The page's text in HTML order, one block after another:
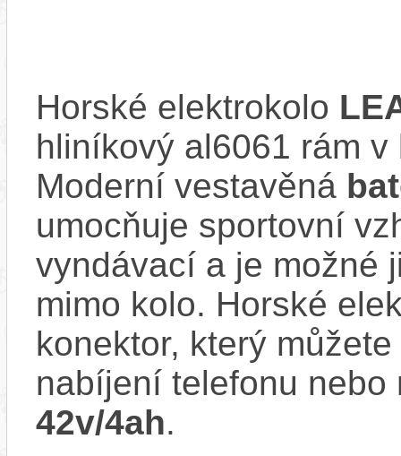
Horské elektrokolo
hliníkový al6061 rám
Moderní vestavěná
umocňuje sportovní
vyndávací a je možné
mimo kolo. Horské
konektor, který
nabíjení telefonu
42v/4ah.